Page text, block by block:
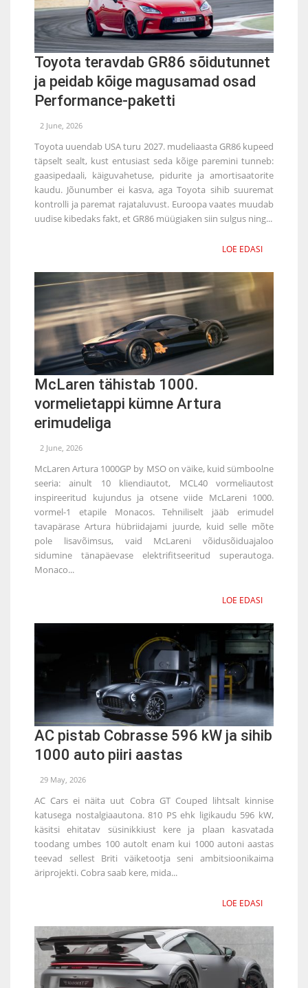
Toyota teravdab GR86 sõidutunnet
ja peidab kõige magusamad osad
Performance-paketti
2 June, 2026
Toyota uuendab USA turu 2027. mudeliaasta GR86 kupeed
täpselt sealt, kust entusiast seda kõige paremini tunneb:
gaasipedaali, käiguvahetuse, pidurite ja amortisaatorite
kaudu. Jõunumber ei kasva, aga Toyota sihib suuremat
kontrolli ja paremat rajataluvust. Euroopa vaates muudab
uudise kibedaks fakt, et GR86 müügiaken siin sulgus ning...
LOE EDASI
McLaren tähistab 1000.
vormelietappi kümne Artura
erimudeliga
2 June, 2026
McLaren Artura 1000GP by MSO on väike, kuid sümboolne
seeria: ainult 10 kliendiautot, MCL40 vormeliautost
inspireeritud kujundus ja otsene viide McLareni 1000.
vormel-1 etapile Monacos. Tehniliselt jääb erimudel
tavapärase Artura hübriidajami juurde, kuid selle mõte
pole lisavõimsus, vaid McLareni võidusõiduajaloo
sidumine tänapäevase elektrifitseeritud superautoga.
Monaco...
LOE EDASI
AC pistab Cobrasse 596 kW ja sihib
1000 auto piiri aastas
29 May, 2026
AC Cars ei näita uut Cobra GT Couped lihtsalt kinnise
katusega nostalgiaautona. 810 PS ehk ligikaudu 596 kW,
käsitsi ehitatav süsinikkiust kere ja plaan kasvatada
toodang umbes 100 autolt enam kui 1000 autoni aastas
teevad sellest Briti väiketootja seni ambitsioonikaima
äriprojekti. Cobra saab kere, mida...
LOE EDASI